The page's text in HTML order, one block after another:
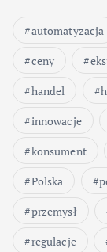
automatyzacja
ceny
handel
innowacje
konsument
Polska
przemysł
regulacje